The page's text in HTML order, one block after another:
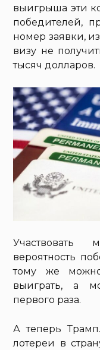
выигрыша эти
победителей,
номер заявки,
визу не
тысяч долларов.
вероятность
тому же
выиграть, а
первого раза.
А теперь
лотереи в